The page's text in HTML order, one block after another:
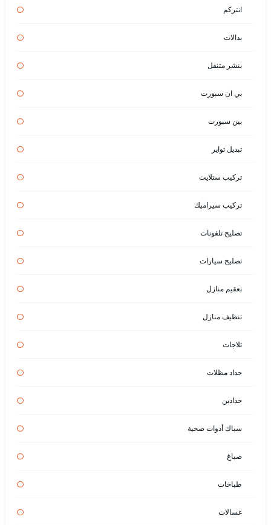
انتركم
بدالات
بنشر متنقل
بي ان سبورت
بين سبورت
تبديل تواير
تركيب ستلايت
تركيب سيراميك
تصليح تلفونات
تصليح سيارات
تعقيم منازل
تنظيف منازل
ثلاجات
حداد مظلات
حدادين
سباك أدوات صحية
صباغ
طباخات
غسالات